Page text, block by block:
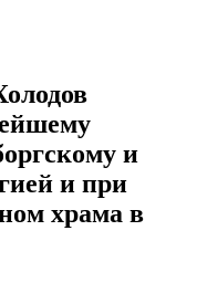
и
и при
храма в